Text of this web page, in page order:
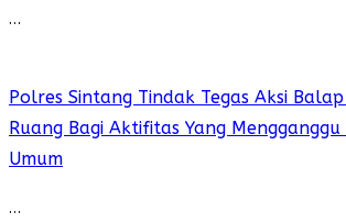
…
Polres Sintang Tindak Tegas Aksi
Ruang Bagi Aktifitas Yang
Umum
…